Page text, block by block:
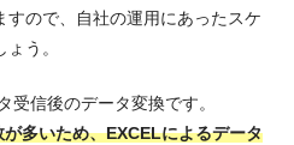
ので、自社の運用にあったスケ
う。
受信後のデータ変換です。
多いため、EXCELによるデータ